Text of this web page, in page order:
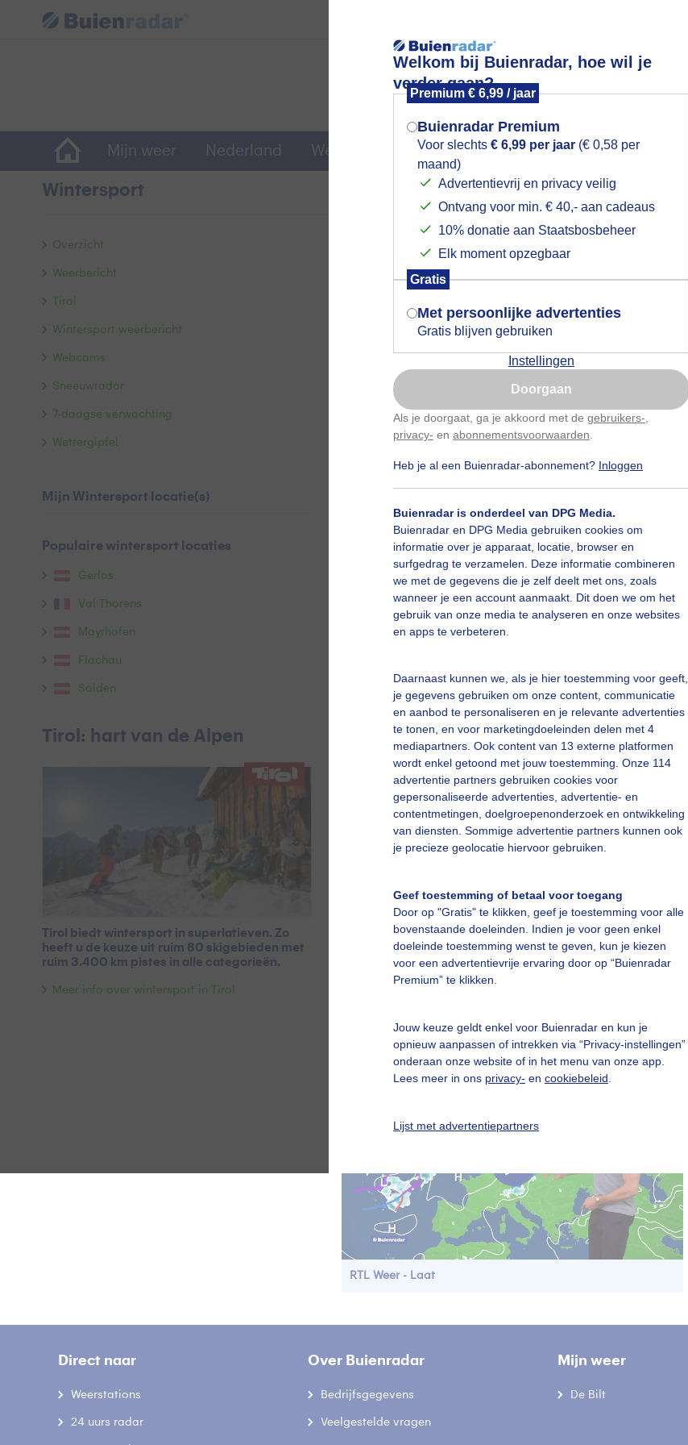
Welkom bij Buienradar, hoe wil je
verder gaan?
Premium € 6,99 / jaar
Buienradar Premium
Voor slechts € 6,99 per jaar (€ 0,58 per
maand)
Advertentievrij en privacy veilig
Ontvang voor min. € 40,- aan cadeaus
10% donatie aan Staatsbosbeheer
Elk moment opzegbaar
Gratis
Met persoonlijke advertenties
Gratis blijven gebruiken
Instellingen
Doorgaan
Als je doorgaat, ga je akkoord met de gebruikers-
privacy- en abonnementsvoorwaarden
Heb je al een Buienradar-abonnement? Inloggen
Buienradar is onderdeel van DPG Media.
Buienradar en DPG Media gebruiken cookies om
informatie over je apparaat, locatie, browser en
surfgedrag te verzamelen. Deze informatie combineren
we met de gegevens die je zelf deelt met ons, zoals
wanneer je een account aanmaakt. Dit doen we om het
gebruik van onze media te analyseren en onze websites
en apps te verbeteren.
Daarnaast kunnen we, als je hier toestemming voor geeft,
je gegevens gebruiken om onze content, communicatie
en aanbod te personaliseren en je relevante advertenties
te tonen, en voor marketingdoeleinden delen met 4
mediapartners. Ook content van 13 externe platformen
wordt enkel getoond met jouw toestemming. Onze 114
advertentie partners gebruiken cookies voor
gepersonaliseerde advertenties, advertentie- en
contentmetingen, doelgroepenonderzoek en ontwikkeling
van diensten. Sommige advertentie partners kunnen ook
je precieze geolocatie hiervoor gebruiken.
Geef toestemming of betaal voor toegang
Door op "Gratis" te klikken, geef je toestemming voor alle
bovenstaande doeleinden. Indien je voor geen enkel
doeleinde toestemming wenst te geven, kun je kiezen
voor een advertentievrije ervaring door op “Buienradar
Premium” te klikken.
Jouw keuze geldt enkel voor Buienradar en kun je
opnieuw aanpassen of intrekken via “Privacy-instellingen”
onderaan onze website of in het menu van onze app.
Lees meer in ons privacy- en cookiebeleid
Lijst met advertentiepartners
Mijn weer Nederland Wereldwijd Foto en video Weerzine
Wintersport
RTL Weer 19:55
RTL Weer 08:20
RTL Weer - Laat
Overzicht
Weerbericht
Tirol
Wintersport weerbericht
Webcams
Sneeuwradar
7-daagse verwachting
Wettergipfel
Mijn Wintersport locatie(s)
Populaire wintersport locaties
Gerlos
Val Thorens
Mayrhofen
Flachau
Sölden
Tirol: hart van de Alpen
Tirol biedt wintersport in superlatieven. Zo
heeft u de keuze uit ruim 80 skigebieden met
ruim 3.400 km pistes in alle categorieën.
Meer info over wintersport in Tirol
Direct naar
Weerstations
24 uurs radar
Over Buienradar
Bedrijfsgegevens
Veelgestelde vragen
Mijn weer
De Bilt
Mogen we je locatie gebruiken voor
het weer?
Indien je hier nog geen akkoord op hebt
gegeven, verschijnt er zo een pop-up uit
je browser waarin deze toestemming
gevraagd wordt.
Is goed, toon de popup
Nu niet, misschien later
Gebruik je Safari en wil je niet elke dag deze pop-up
Klikhierom dit aan te passen